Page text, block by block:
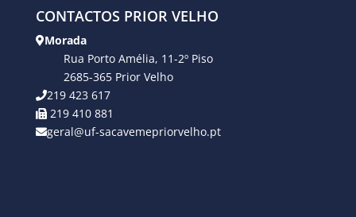
CONTACTOS PRIOR VELHO
Morada
Rua Porto Amélia, 11-2º Piso
2685-365 Prior Velho
219 423 617
219 410 881
geral@uf-sacavemepriorvelho.pt